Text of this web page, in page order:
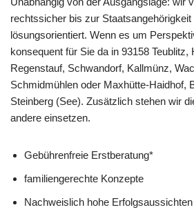
rechtssicher bis zur Staatsangehörigkeit
lösungsorientiert. Wenn es um
konsequent für Sie da in 93158 Teublitz,
Regenstauf, Schwandorf, Kallmünz,
Schmidmühlen oder Maxhütte-Haidhof,
Steinberg (See). Zusätzlich stehen wir
andere einsetzen.
Gebührenfreie Erstberatung*
familiengerechte Konzepte
Nachweislich hohe Erfolgsaussichten